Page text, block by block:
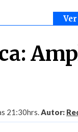
21:30hrs.Autor: